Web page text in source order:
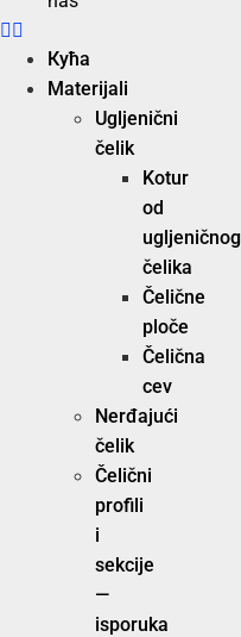
Кућа
Materijali
Ugljenični
čelik
Kotur
od
ugljeničnog
čelika
Čelične
ploče
Čelična
cev
Nerđajući
čelik
Čelični
profili
i
sekcije
—
isporuka